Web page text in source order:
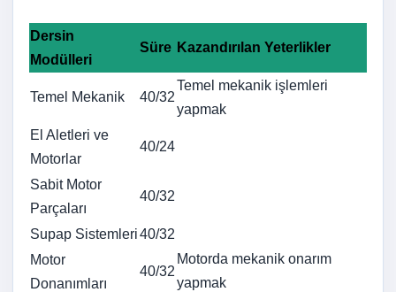
Dersin
Modülleri
Süre Kazandırılan Yeterlikler
Temel Mekanik 40/32
Temel mekanik işlemleri
yapmak
El Aletleri ve
Motorlar
40/24
Motorda mekanik onarım
yapmak
Sabit Motor
Parçaları
40/32
Supap Sistemleri40/32
Motor
Donanımları
40/32